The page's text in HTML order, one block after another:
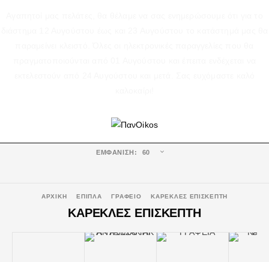
ΕΜΦΆΝΙΣΗ:
ΚΑΡΕΚΛΕΣ ΕΠΙΣΚΕΠΤΗ
ΑΡΧΙΚΉ ΕΠΙΠΛΑ ΓΡΑΦΕΙΟ ΚΑΡΕΚΛΕΣ ΕΠΙΣΚΕΠΤΗ